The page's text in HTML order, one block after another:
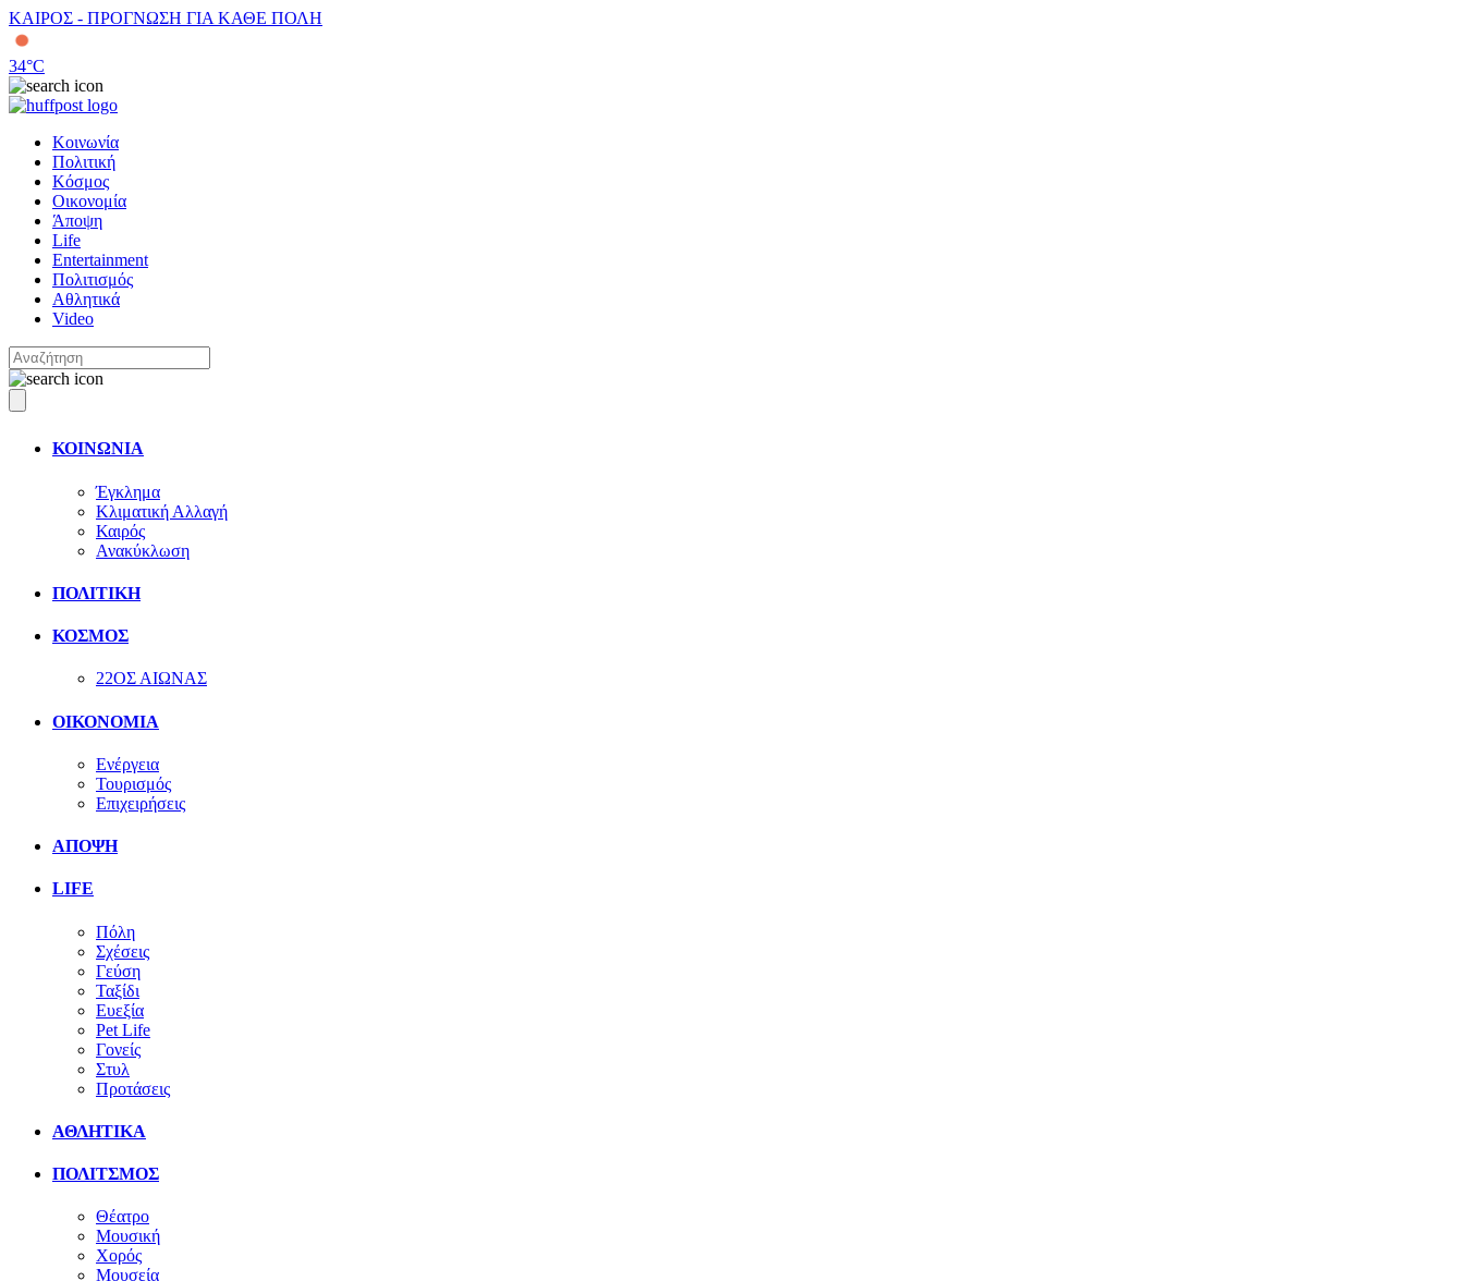
ΚΑΙΡΟΣ - ΠΡΟΓΝΩΣΗ ΓΙΑ ΚΑΘΕ ΠΟΛΗ
34°C
Κοινωνία
Πολιτική
Κόσμος
Οικονομία
Άποψη
Life
Entertainment
Πολιτισμός
Αθλητικά
Video
ΚΟΙΝΩΝΙΑ
Έγκλημα
Κλιματική Αλλαγή
Καιρός
Ανακύκλωση
ΠΟΛΙΤΙΚΗ
ΚΟΣΜΟΣ
22ΟΣ ΑΙΩΝΑΣ
ΟΙΚΟΝΟΜΙΑ
Ενέργεια
Τουρισμός
Επιχειρήσεις
ΑΠΟΨΗ
LIFE
Πόλη
Σχέσεις
Γεύση
Ταξίδι
Ευεξία
Pet Life
Γονείς
Στυλ
Προτάσεις
ΑΘΛΗΤΙΚΑ
ΠΟΛΙΤΣΜΟΣ
Θέατρο
Μουσική
Χορός
Μουσεία